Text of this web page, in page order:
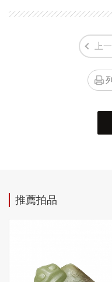
上
推薦拍品